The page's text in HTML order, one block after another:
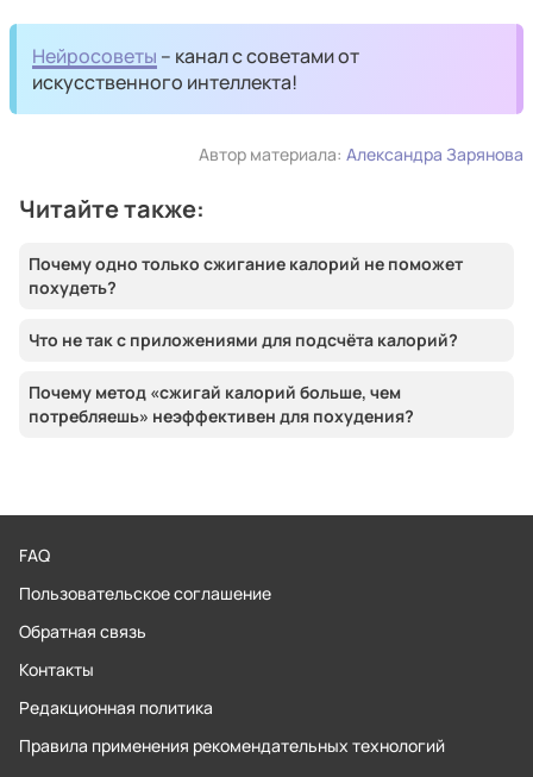
Нейросоветы – канал с советами от
искусственного интеллекта!
Автор материала: Александра Зарянова
Читайте также:
Почему одно только сжигание калорий не поможет
похудеть?
Что не так с приложениями для подсчёта калорий?
Почему метод «сжигай калорий больше, чем
потребляешь» неэффективен для похудения?
FAQ
Пользовательское соглашение
Обратная связь
Контакты
Редакционная политика
Правила применения рекомендательных технологий